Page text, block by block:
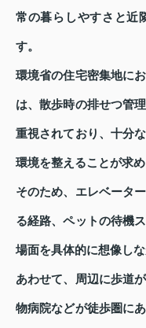
常の暮らしやすさと近
す。
環境省の住宅密集地に
は、散歩時の排せつ管
重視されており、十分
環境を整えることが求め
そのため、エレベータ
る経路、ペットの待機
場面を具体的に想像し
あわせて、周辺に歩道
物病院などが徒歩圏に